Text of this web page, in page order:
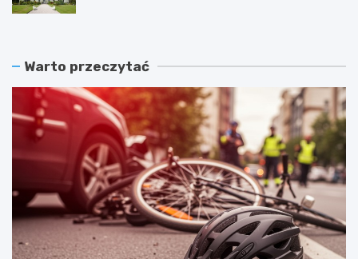
Warto przeczytać